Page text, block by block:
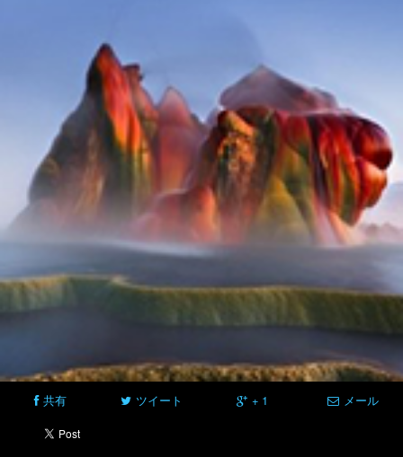
共有 ツイート + 1 メール